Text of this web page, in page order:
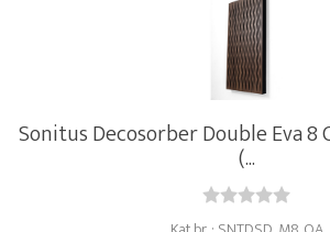
Sonitus Decosorber Double Eva 8
(...